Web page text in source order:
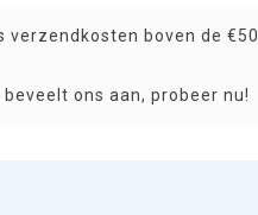
verzendkosten boven de €50
beveelt ons aan, probeer nu!